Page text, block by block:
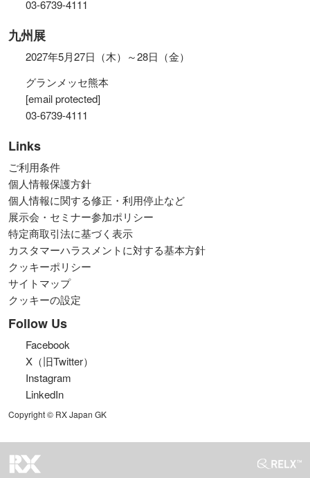
03-6739-4111
九州展
2027年5月27日（木）～28日（金）
グランメッセ熊本
[email protected]
03-6739-4111
Links
ご利用条件
個人情報保護方針
個人情報に関する修正・利用停止など
展示会・セミナー参加ポリシー
特定商取引法に基づく表示
カスタマーハラスメントに対する基本方針
クッキーポリシー
サイトマップ
クッキーの設定
Follow Us
Facebook
X（旧Twitter）
Instagram
LinkedIn
Copyright © RX Japan GK